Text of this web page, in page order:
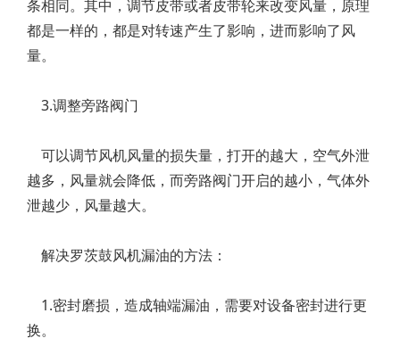
条相同。其中，调节皮带或者皮带轮来改变风量，原理
都是一样的，都是对转速产生了影响，进而影响了风
量。
3.调整旁路阀门
可以调节风机风量的损失量，打开的越大，空气外泄
越多，风量就会降低，而旁路阀门开启的越小，气体外
泄越少，风量越大。
解决罗茨鼓风机漏油的方法：
1.密封磨损，造成轴端漏油，需要对设备密封进行更
换。